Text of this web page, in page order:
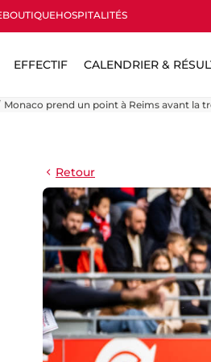
BOUTIQUEHOSPITALITÉS
EFFECTIF CALENDRIER &
Monaco prend un point à Reims avant la
Retour